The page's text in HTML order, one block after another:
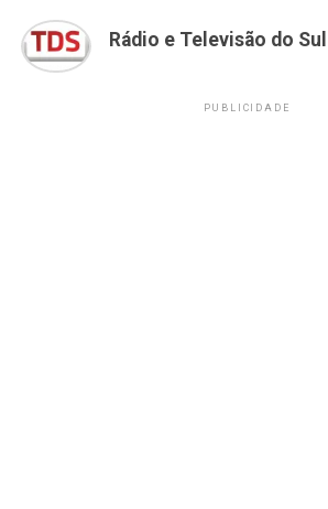
Rádio e Televisão do Sul
PUBLICIDADE